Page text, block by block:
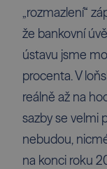
„rozmazlení“
že bankovní
ústavu jsme
procenta. V
reálně až na
sazby se velmi
nebudou,
na konci roku